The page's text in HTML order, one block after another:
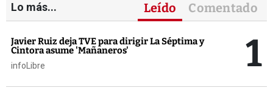
Lo más... Leído Comentado
Javier Ruiz deja TVE para dirigir La Séptima y
Cintora asume 'Mañaneros'
infoLibre 1